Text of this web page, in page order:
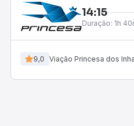
14:15
Duração: 1h
9,0 Viação Princesa dos